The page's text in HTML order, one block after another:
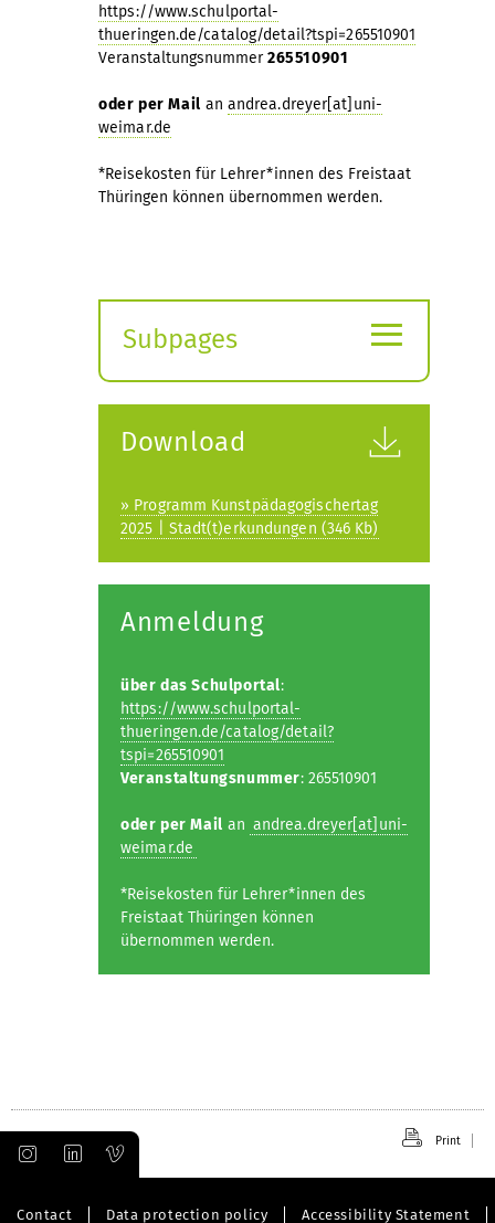
https://www.schulportal-
thueringen.de/catalog/detail?tspi=265510901
Veranstaltungsnummer265510901
oder per Mail an andrea.dreyer[at]uni-
weimar.de
*Reisekosten für Lehrer*innen des Freistaat
Thüringen können übernommen werden.
Subpages
submenu
≡
Download
» Programm Kunstpädagogischertag
2025 | Stadt(t)erkundungen (346 Kb)
Anmeldung
über das Schulportal:
https://www.schulportal-
thueringen.de/catalog/detail?
tspi=265510901
Veranstaltungsnummer: 265510901
oder per Mail an andrea.dreyer[at]uni-
weimar.de
*Reisekosten für Lehrer*innen des
Freistaat Thüringen können
übernommen werden.
Print
Contact Data protection policy Accessibility Statement